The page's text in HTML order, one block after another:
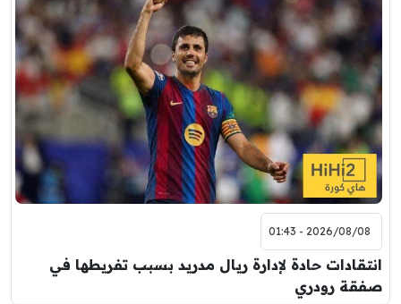
2026/08/08 - 01:43
انتقادات حادة لإدارة ريال مدريد بسبب تفريطها في
صفقة رودري